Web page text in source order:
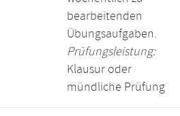
bearbeitenden
Übungsaufgaben.
Prüfungsleistung:
Klausur oder
mündliche Prüfung